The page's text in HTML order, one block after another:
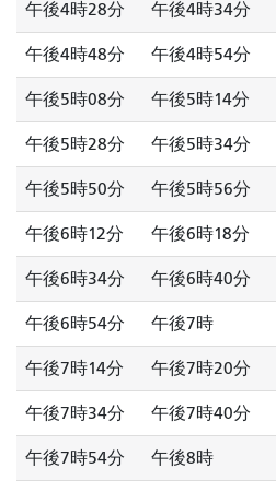
午後4時28分 午後4時34分
午後4時48分 午後4時54分
午後5時08分 午後5時14分
午後5時28分 午後5時34分
午後5時50分 午後5時56分
午後6時12分 午後6時18分
午後6時34分 午後6時40分
午後6時54分 午後7時
午後7時14分 午後7時20分
午後7時34分 午後7時40分
午後7時54分 午後8時